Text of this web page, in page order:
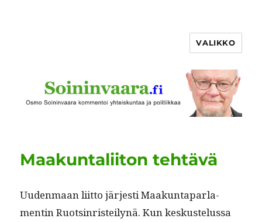
VALIKKO
Maakuntaliiton tehtävä
Uuden­maan liit­to jär­jesti Maakun­ta­parla­
mentin Ruotsin­ris­teilynä. Kun keskustelus­sa